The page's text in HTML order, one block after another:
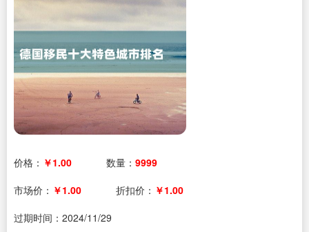
价格： ￥1.00 数量： 9999
市场价： ￥1.00 折扣价： ￥1.00
过期时间： 2024/11/29